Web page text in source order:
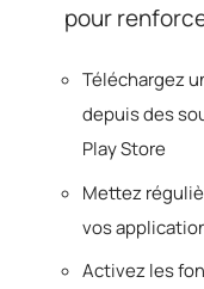
pour
Téléchargez
depuis des
Play Store
Mettez
vos
Activez les